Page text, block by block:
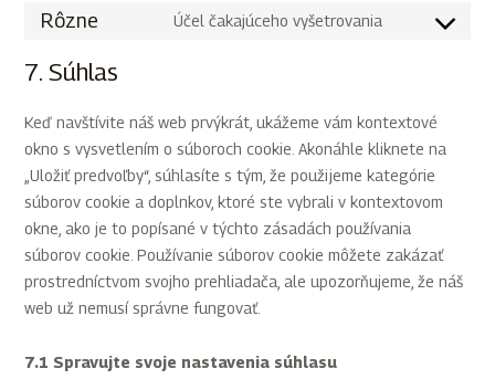
Rôzne Účel čakajúceho vyšetrovania
7. Súhlas
Keď navštívite náš web prvýkrát, ukážeme vám kontextové
okno s vysvetlením o súboroch cookie. Akonáhle kliknete na
„Uložiť predvoľby“, súhlasíte s tým, že použijeme kategórie
súborov cookie a doplnkov, ktoré ste vybrali v kontextovom
okne, ako je to popísané v týchto zásadách používania
súborov cookie. Používanie súborov cookie môžete zakázať
prostredníctvom svojho prehliadača, ale upozorňujeme, že náš
web už nemusí správne fungovať.
7.1 Spravujte svoje nastavenia súhlasu